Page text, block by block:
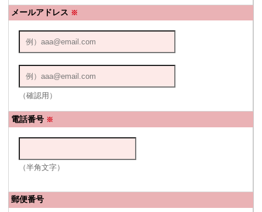
メールアドレス ※
（確認用）
電話番号 ※
（半角文字）
郵便番号